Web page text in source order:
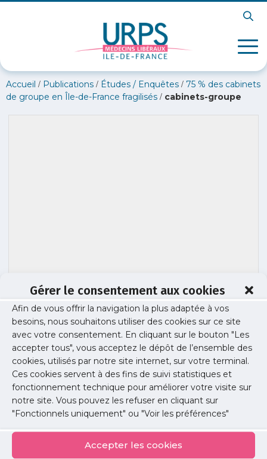
Gérer le consentement aux cookies
Afin de vous offrir la navigation la plus adaptée à vos
besoins, nous souhaitons utiliser des cookies sur ce site
avec votre consentement. En cliquant sur le bouton "Les
accepter tous", vous acceptez le dépôt de l’ensemble des
cookies, utilisés par notre site internet, sur votre terminal.
Ces cookies servent à des fins de suivi statistiques et
fonctionnement technique pour améliorer votre visite sur
notre site. Vous pouvez les refuser en cliquant sur
"Fonctionnels uniquement" ou "Voir les préférences"
Accepter les cookies
Accueil / Publications / Études / Enquêtes / 75 % des cabinets
de groupe en Île-de-France fragilisés / cabinets-groupe
cabinets-groupe
Publié le : 9 mai 2017
Partager cet article :